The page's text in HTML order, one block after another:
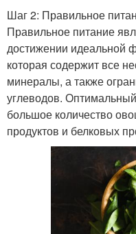
Шаг 2: Правильное
Правильное питание
достижении идеальной
которая содержит все
минералы, а также
углеводов.
большое количество
продуктов и белковых